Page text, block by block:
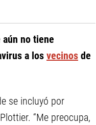
aún no tiene
a los vecinos de
se incluyó por
“Me preocupa,